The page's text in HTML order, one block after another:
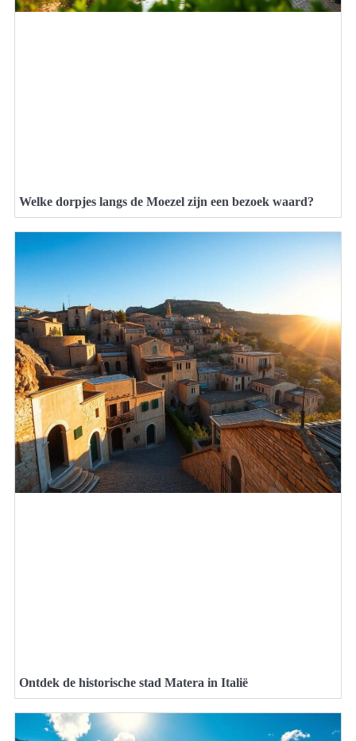
Welke dorpjes langs de Moezel zijn een bezoek waard?
Ontdek de historische stad Matera in Italië